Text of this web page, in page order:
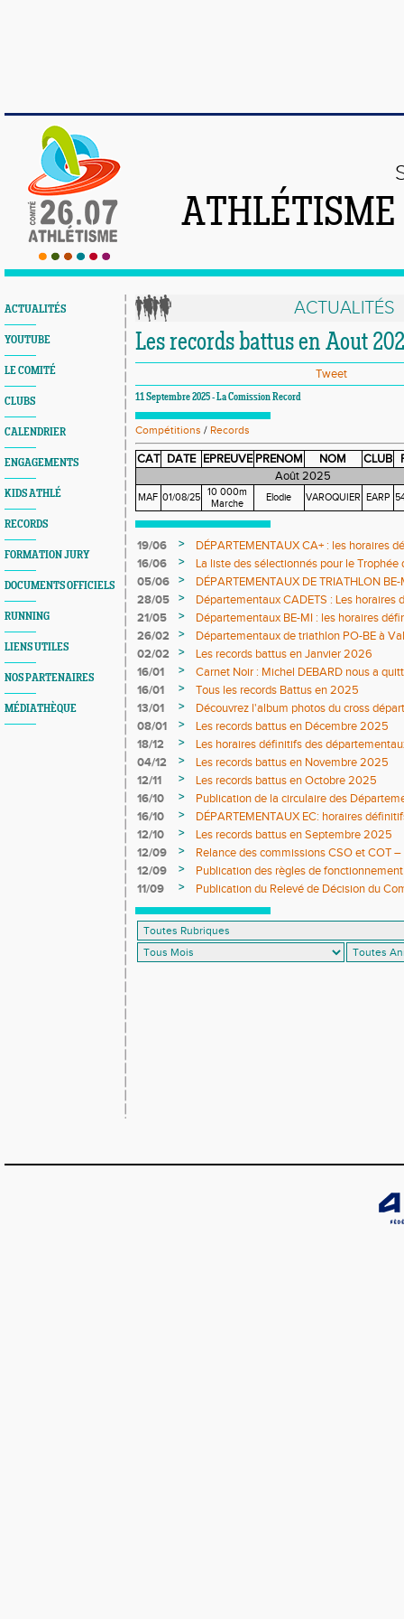
ATHLÉTISME
ACTUALITÉS
YOUTUBE
LE COMITÉ
CLUBS
CALENDRIER
ENGAGEMENTS
KIDS ATHLÉ
RECORDS
FORMATION JURY
DOCUMENTS OFFICIELS
RUNNING
LIENS UTILES
NOS PARTENAIRES
MÉDIATHÈQUE
ACTUALITÉS
Les records battus en Aout
Tweet
11 Septembre 2025 - La Comission Record
Compétitions / Records
CAT DATE EPREUVE PRENOM NOM CLUB
Août 2025
MAF 01/08/25
10 000m
Marche
Elodie VAROQUIER EARP
19/06 >
DÉPARTEMENTAUX CA+ : les horaires
16/06
>
La liste des sélectionnés pour le Trophée
05/06
>
DÉPARTEMENTAUX DE TRIATHLON
définitifs sont en ligne
28/05 >
Départementaux CADETS : Les horaires
21/05
>
Départementaux BE-MI : les horaires
26/02
>
Départementaux de triathlon PO-BE à
DÉFINITIFS ET COMPO JURY
02/02 >
Les records battus en Janvier 2026
16/01
>
Carnet Noir : Michel DEBARD nous a
16/01
>
Tous les records Battus en 2025
13/01
>
Découvrez l'album photos du cross
08/01
>
Les records battus en Décembre 2025
18/12
>
Les horaires définitifs des
04/12
>
Les records battus en Novembre 2025
12/11
>
Les records battus en Octobre 2025
16/10
>
Publication de la circulaire des
16/10
>
DÉPARTEMENTAUX EC: horaires
12/10
>
Les records battus en Septembre 2025
12/09
>
Relance des commissions CSO et COT
12/09
>
Publication des règles de
11/09
> Publication du Relevé de Décision du